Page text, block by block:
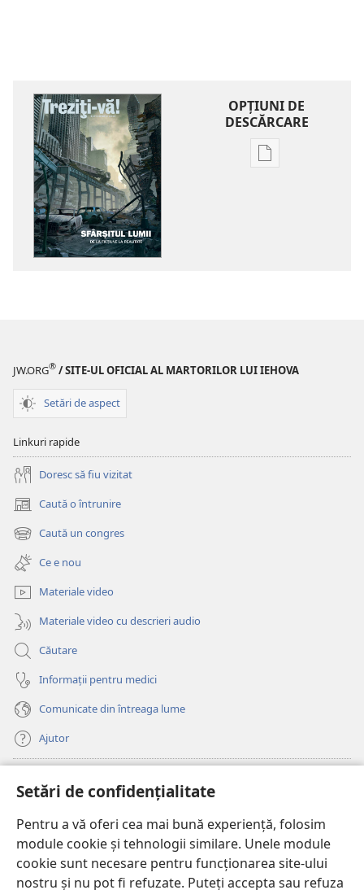
Setări de confidențialitate
Pentru a vă oferi cea mai bună experiență, folosim
module cookie și tehnologii similare. Unele module
cookie sunt necesare pentru funcționarea site-ului
nostru și nu pot fi refuzate. Puteți accepta sau refuza
OPŢIUNI DE
DESCĂRCARE
Opțiuni
la
JW.ORG® / SITE-UL OFICIAL AL MARTORILOR LUI IEHOVA
Setări de aspect
Linkuri rapide
Doresc să fiu vizitat
Caută o întrunire
(se
deschide
o
fereastră
nouă)
Caută un congres
(se
deschide
o
fereastră
nouă)
Ce e nou
Materiale video
Materiale video cu descrieri audio
Căutare
Informații pentru medici
Comunicate din întreaga lume
Ajutor
(se
deschide
o
fereastră
nouă)
Watchtower – BIBLIOTECĂ ONLINE™
(se
deschide
o
fereastră
JW Hub ®
(se
deschide